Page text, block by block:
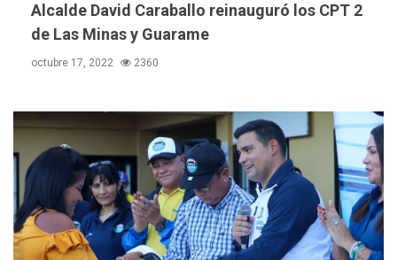
Alcalde David Caraballo reinauguró los CPT 2
de Las Minas y Guarame
octubre 17, 2022 2360